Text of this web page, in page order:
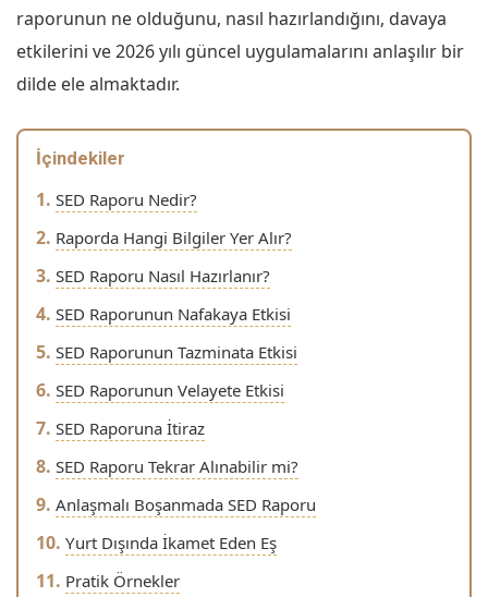
raporunun ne olduğunu, nasıl hazırlandığını, davaya
etkilerini ve 2026 yılı güncel uygulamalarını anlaşılır bir
dilde ele almaktadır.
İçindekiler
SED Raporu Nedir?
Raporda Hangi Bilgiler Yer Alır?
SED Raporu Nasıl Hazırlanır?
SED Raporunun Nafakaya Etkisi
SED Raporunun Tazminata Etkisi
SED Raporunun Velayete Etkisi
SED Raporuna İtiraz
SED Raporu Tekrar Alınabilir mi?
Anlaşmalı Boşanmada SED Raporu
Yurt Dışında İkamet Eden Eş
Pratik Örnekler